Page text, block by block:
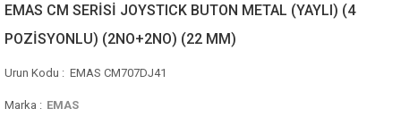
EMAS CM SERİSİ JOYSTICK BUTON METAL (YAYLI) (4
POZİSYONLU) (2NO+2NO) (22 MM)
EMAS CM707DJ41
Marka : EMAS